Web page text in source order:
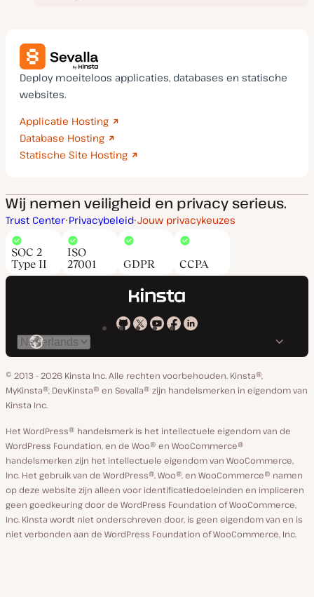
Deploy moeiteloos applicaties, databases en statische
websites.
Applicatie Hosting
Database Hosting
Statische Site Hosting
Wij nemen veiligheid en privacy serieus.
Trust Center Privacybeleid Jouw privacykeuzes
SOC 2
Type II
ISO
27001
GDPR CCPA
Kinsta
GitHub
Kinsta
X
Kinsta
YouTube
Kinsta
Facebook
Kinsta
Linkedin
Selecteer
taal
© 2013 - 2026 Kinsta Inc. Alle rechten voorbehouden. Kinsta®,
MyKinsta®, DevKinsta® en Sevalla® zijn handelsmerken in eigendom van
Kinsta Inc.
Het WordPress® handelsmerk is het intellectuele eigendom van de
WordPress Foundation, en de Woo® en WooCommerce®
handelsmerken zijn het intellectuele eigendom van WooCommerce,
Inc. Het gebruik van de WordPress®, Woo®, en WooCommerce® namen
op deze website zijn alleen voor identificatiedoeleinden en impliceren
geen goedkeuring door de WordPress Foundation of WooCommerce,
Inc. Kinsta wordt niet onderschreven door, is geen eigendom van en is
niet verbonden aan de WordPress Foundation of WooCommerce, Inc.